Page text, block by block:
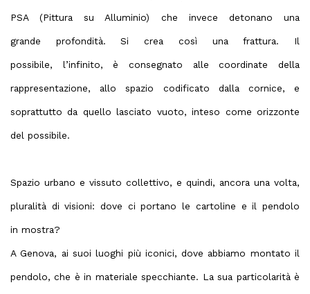
PSA (Pittura su Alluminio) che invece detonano una
grande profondità. Si crea così una frattura. Il
possibile, l’infinito, è consegnato alle coordinate della
rappresentazione, allo spazio codificato dalla cornice, e
soprattutto da quello lasciato vuoto, inteso come orizzonte
del possibile.
Spazio urbano e vissuto collettivo, e quindi, ancora una volta,
pluralità di visioni: dove ci portano le cartoline e il pendolo
in mostra?
A Genova, ai suoi luoghi più iconici, dove abbiamo montato il
pendolo, che è in materiale specchiante. La sua particolarità è